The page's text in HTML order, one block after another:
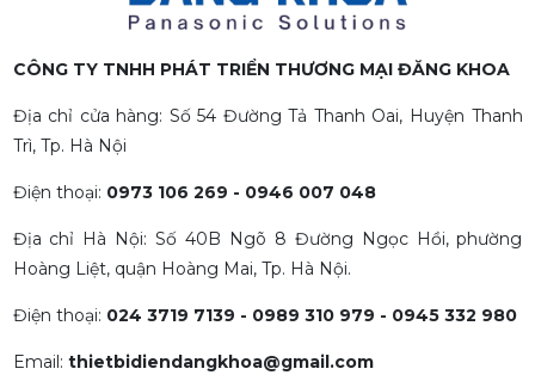
CÔNG TY TNHH PHÁT TRIỂN THƯƠNG MẠI ĐĂNG KHOA
Địa chỉ cửa hàng: Số 54 Đường Tả Thanh Oai, Huyện Thanh
Trì, Tp. Hà Nội
Điện thoại: 0973 106 269 - 0946 007 048
Địa chỉ Hà Nội: Số 40B Ngõ 8 Đường Ngọc Hồi, phường
Hoàng Liệt, quận Hoàng Mai, Tp. Hà Nội.
Điện thoại: 024 3719 7139 - 0989 310 979 - 0945 332 980
Email: thietbidiendangkhoa@gmail.com